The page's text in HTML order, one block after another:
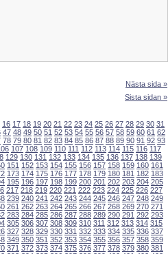
Nästa sida »
Sista sidan »
16 17 18 19 20 21 22 23 24 25 26 27 28 29 30 31
47 48 49 50 51 52 53 54 55 56 57 58 59 60 61 62
78 79 80 81 82 83 84 85 86 87 88 89 90 91 92 93
107 108 109 110 111 112 113 114 115 116 117
129 130 131 132 133 134 135 136 137 138 139
151 152 153 154 155 156 157 158 159 160 161
173 174 175 176 177 178 179 180 181 182 183
195 196 197 198 199 200 201 202 203 204 205
217 218 219 220 221 222 223 224 225 226 227
239 240 241 242 243 244 245 246 247 248 249
261 262 263 264 265 266 267 268 269 270 271
283 284 285 286 287 288 289 290 291 292 293
305 306 307 308 309 310 311 312 313 314 315
327 328 329 330 331 332 333 334 335 336 337
349 350 351 352 353 354 355 356 357 358 359
371 372 373 374 375 376 377 378 379 380 381